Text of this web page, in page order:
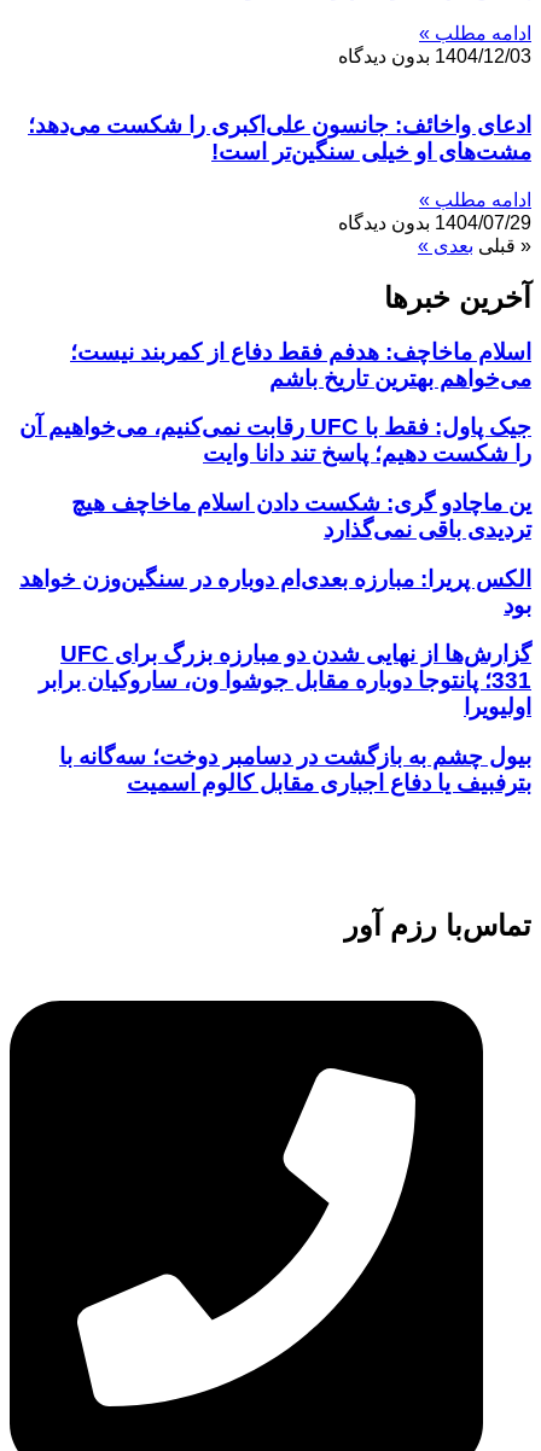
ادامه مطلب »
1404/12/03 بدون دیدگاه
ادعای واخائف: جانسون علی‌اکبری را شکست می‌دهد؛
مشت‌های او خیلی سنگین‌تر است!
ادامه مطلب »
1404/07/29 بدون دیدگاه
« قبلی بعدی »
آخرین خبر‌‌ها
اسلام ماخاچف: هدفم فقط دفاع از کمربند نیست؛
می‌خواهم بهترین تاریخ باشم
جیک پاول: فقط با UFC رقابت نمی‌کنیم، می‌خواهیم آن
را شکست دهیم؛ پاسخ تند دانا وایت
ین ماچادو گری: شکست دادن اسلام ماخاچف هیچ
تردیدی باقی نمی‌گذارد
الکس پریرا: مبارزه بعدی‌ام دوباره در سنگین‌وزن خواهد
بود
گزارش‌ها از نهایی شدن دو مبارزه بزرگ برای UFC
331؛ پانتوجا دوباره مقابل جوشوا ون، ساروکیان برابر
اولیویرا
بیول چشم به بازگشت در دسامبر دوخت؛ سه‌گانه با
بترفبیف یا دفاع اجباری مقابل کالوم اسمیت
تماس‌با رزم آور